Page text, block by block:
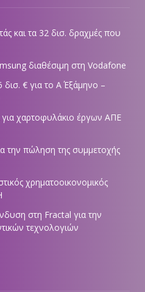
και τα 32 δισ. δραχμές που
διαθέσιμη στη Vodafone
€ για το Α΄ Εξάμηνο –
χαρτοφυλάκιο έργων ΑΠΕ
την πώληση της συμμετοχής
χρηματοοικονομικός
στη Fractal για την
τεχνολογιών